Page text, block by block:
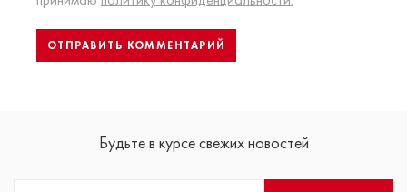
Будьте в курсе свежих новостей